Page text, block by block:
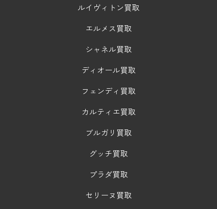
ルイヴィトン買取
エルメス買取
シャネル買取
ディオール買取
フェンディ買取
カルティエ買取
ブルガリ買取
グッチ買取
プラダ買取
セリーヌ買取